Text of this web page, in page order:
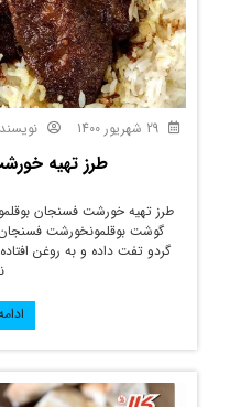
طرز تهیه
طرز تهیه خورشت فسنجان
گوشت بوقلمونخورشت فسنجان
گردو تفت داده و به روغن